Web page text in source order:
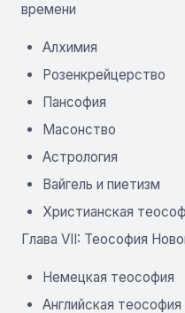
времени
Алхимия
Розенкрейцерство
Пансофия
Масонство
Астрология
Вайгель и пиетизм
Христианская
Глава VII: Теософия
Немецкая теософия
Английская теософия